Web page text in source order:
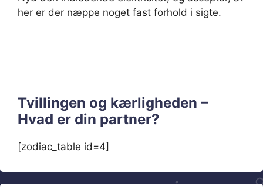
her er der næppe noget fast forhold i sigte.
Tvillingen og kærligheden –
Hvad er din partner?
[zodiac_table id=4]